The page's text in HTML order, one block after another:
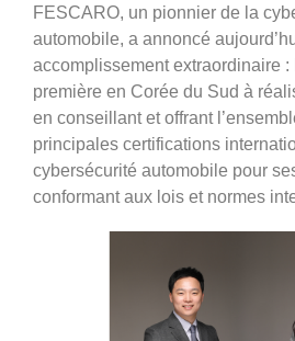
FESCARO, un pionnier de la
automobile, a annoncé
accomplissement extraordinaire
première en Corée du Sud à
en conseillant et offrant
principales certifications
cybersécurité automobile pour
conformant aux lois et normes